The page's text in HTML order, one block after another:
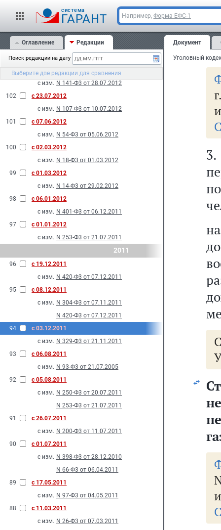
cистема
ГАРАНТ Например, Форма ЕФС-1
Оглавление Редакции
Поиск редакции на дату
Выберите две редакции для сравнения
N 121-Ф3 от 20.07.2012
105
с 14.11.2012
с изм. N 190-Ф3 от 12.11.2012
104
с 28.10.2012
с изм. N 172-Ф3 от 16.10.2012
103
с 10.08.2012
с изм. N 141-Ф3 от 28.07.2012
102
с 23.07.2012
с изм. N 107-Ф3 от 10.07.2012
101
с 07.06.2012
с изм. N 54-Ф3 от 05.06.2012
100
с 02.03.2012
с изм. N 18-Ф3 от 01.03.2012
99
с 01.03.2012
с изм. N 14-Ф3 от 29.02.2012
98
с 06.01.2012
с изм. N 401-Ф3 от 06.12.2011
97
с 01.01.2012
с изм. N 253-Ф3 от 21.07.2011
2011
96
с 19.12.2011
с изм. N 420-Ф3 от 07.12.2011
95
с 08.12.2011
с изм. N 304-Ф3 от 07.11.2011
N 420-Ф3 от 07.12.2011
94
с 03.12.2011
с изм. N 329-Ф3 от 21.11.2011
93
с 06.08.2011
с изм. N 93-Ф3 от 21.07.2005
92
с 05.08.2011
с изм. N 250-Ф3 от 20.07.2011
N 253-Ф3 от 21.07.2011
91
с 26.07.2011
с изм. N 200-Ф3 от 11.07.2011
90
с 01.07.2011
с изм. N 398-Ф3 от 28.12.2010
N 66-Ф3 от 06.04.2011
89
с 17.05.2011
с изм. N 97-Ф3 от 04.05.2011
88
с 11.03.2011
с изм. N 26-Ф3 от 07.03.2011
Документ